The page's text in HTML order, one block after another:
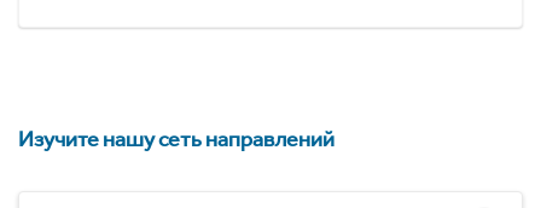
Изучите нашу сеть направлений